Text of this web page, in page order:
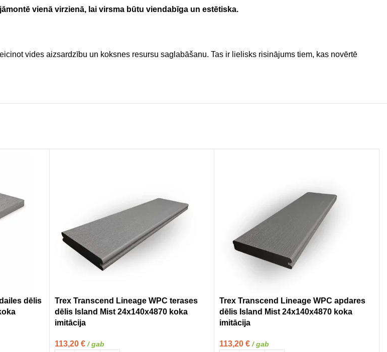
vienā virzienā, lai virsma būtu viendabīga un estētiska.
vides aizsardzību un koksnes resursu saglabāšanu. Tas ir lielisks risinājums tiem, kas novērtē
dēlis
Trex Transcend Lineage WPC terases
dēlis Island Mist 24x140x4870 koka
imitācija
113,20 € / gab
Trex Transcend Lineage WPC apdares
dēlis Island Mist 24x140x4870 koka
imitācija
113,20 € / gab